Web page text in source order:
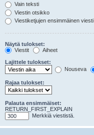
Vain teksti
Viestin otsikko
Viestiketjujen ensimmäinen viesti
Näytä tulokset:
Viestit
Aiheet
Lajittele tulokset:
Nouseva
Rajaa tulokset:
Palauta ensimmäiset:
RETURN_FIRST_EXPLAIN
Merkkiä viestistä.